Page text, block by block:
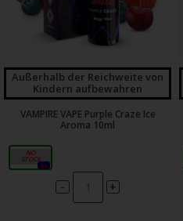
Außerhalb der Reichweite von
Kindern aufbewahren
VAMPIRE VAPE Purple Craze Ice
Aroma 10ml
10ml
0x
- +